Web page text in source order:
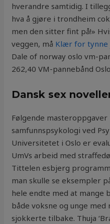
hverandre samtidig. I
hva å gjøre i trondheim
men den sitter fint på!»
veggen, må Klær for tynne
Dale of norway oslo vm-
262,40 VM-pannebånd
Dansk sex
Følgende
samfunnspsykologi ved
Universitetet i Oslo er
UmVs arbeid med
Tittelen esbjerg
man skulle se eksempler
hele endte med at mange
både voksne og unge
sjokkerte tilbake. Thuja